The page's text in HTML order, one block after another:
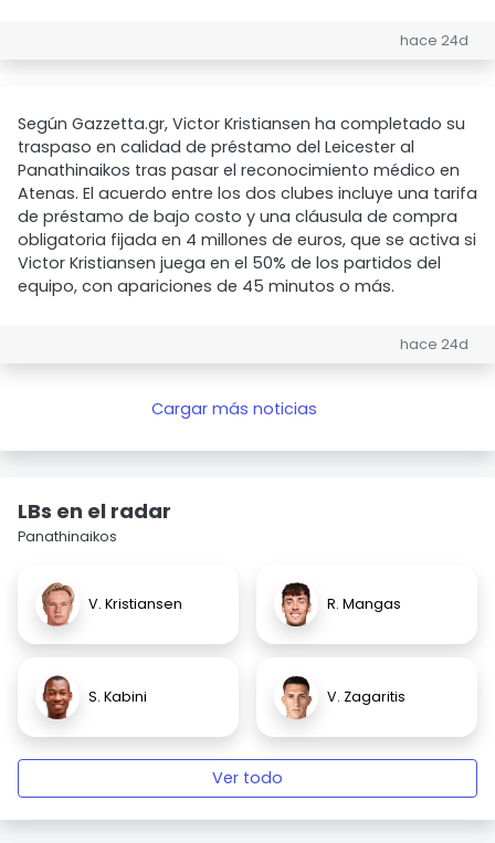
hace 24d
Según Gazzetta.gr, Victor Kristiansen ha completado su
traspaso en calidad de préstamo del Leicester al
Panathinaikos tras pasar el reconocimiento médico en
Atenas. El acuerdo entre los dos clubes incluye una tarifa
de préstamo de bajo costo y una cláusula de compra
obligatoria fijada en 4 millones de euros, que se activa si
Victor Kristiansen juega en el 50% de los partidos del
equipo, con apariciones de 45 minutos o más.
hace 24d
Cargar más noticias
LBs en el radar
Panathinaikos
V. Kristiansen R. Mangas
S. Kabini V. Zagaritis
Ver todo